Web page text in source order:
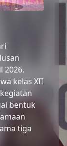
2026.
kelas XII
bentuk
tiga